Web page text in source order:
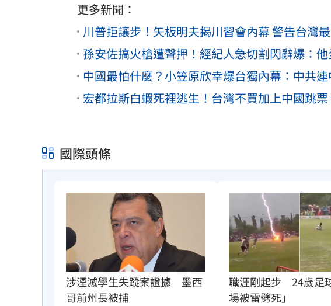
更多新聞：
川普拒讓步！矢板明夫揭川習會內幕 警告台灣
孫安佐搞火槍遭聲押！經紀人急切割閃辭爆：
中國最怕什麼？小笠原欣幸爆台獨內幕：中共
宏都拉斯白蝦死裡逃生！台灣不買加上中國跳
國際頭條
涉湮滅學生失蹤案證據　墨西
哥前州長被捕
職涯剛起步　24歲足
場被雷劈死」